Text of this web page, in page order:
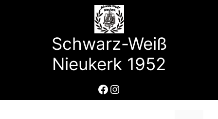
Schwarz-Weiß
Nieukerk 1952
Facebook
Instagram